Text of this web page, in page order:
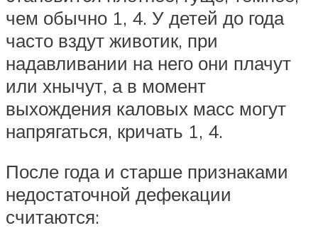
чем обычно 1, 4. У детей до года
часто вздут животик, при
надавливании на него они плачут
или хнычут, а в момент
выхождения каловых масс могут
напрягаться, кричать 1, 4.
После года и старше признаками
недостаточной дефекации
считаются: